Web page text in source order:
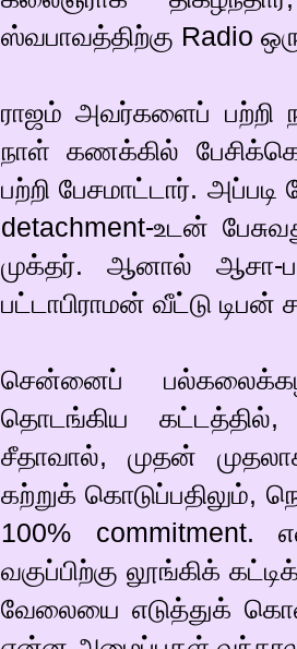
ஸ்வபாவத்திற்கு Radio
ராஜம் அவர்களைப் பற்றி
நாள் கணக்கில்
பற்றி பேசமாட்டார்.
detachment-உடன்
முக்தர். ஆனால் ஆசா-
பட்டாபிராமன் வீட்டு டிபன்
சென்னைப்
தொடங்கிய கட்டத்தில்,
சீதாவால், முதன்
கற்றுக் கொடுப்பதிலும்,
100% commitment.
வகுப்பிற்கு லூங்கிக்
வேலையை எடுத்துக்